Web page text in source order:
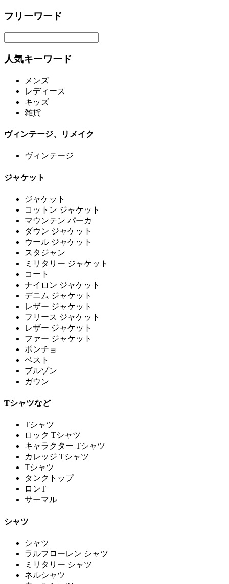
フリーワード
人気キーワード
メンズ
レディース
キッズ
雑貨
ヴィンテージ、リメイク
ヴィンテージ
ジャケット
ジャケット
コットン ジャケット
マウンテン パーカ
ダウン ジャケット
ウール ジャケット
スタジャン
ミリタリー ジャケット
コート
ナイロン ジャケット
デニム ジャケット
レザー ジャケット
フリース ジャケット
レザー ジャケット
ファー ジャケット
ポンチョ
ベスト
ブルゾン
ガウン
Tシャツなど
Tシャツ
ロック Tシャツ
キャラクター Tシャツ
カレッジ Tシャツ
Tシャツ
タンクトップ
ロンT
サーマル
シャツ
シャツ
ラルフローレン シャツ
ミリタリー シャツ
ネルシャツ